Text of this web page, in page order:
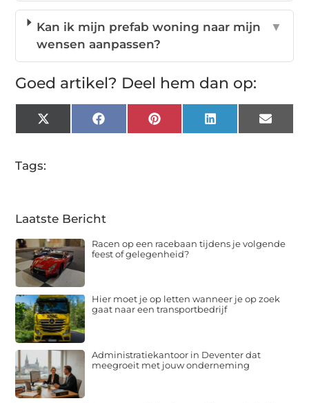
Kan ik mijn prefab woning naar mijn
wensen aanpassen?
▼
Goed artikel? Deel hem dan op:
X
(Twitter)
FacebookPinterestLinkedInEmail
Tags:
Laatste Bericht
Racen op een racebaan tijdens je volgende
feest of gelegenheid?
Hier moet je op letten wanneer je op zoek
gaat naar een transportbedrijf
Administratiekantoor in Deventer dat
meegroeit met jouw onderneming